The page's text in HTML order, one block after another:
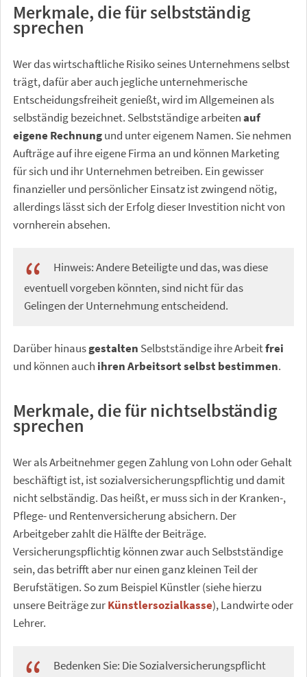
Merkmale, die für selbstständig
sprechen
Wer das wirtschaftliche Risiko seines Unternehmens selbst
trägt, dafür aber auch jegliche unternehmerische
Entscheidungsfreiheit genießt, wird im Allgemeinen als
selbständig bezeichnet. Selbstständige arbeitenauf
eigene Rechnungund unter eigenem Namen. Sie nehmen
Aufträge auf ihre eigene Firma an und können Marketing
für sich und ihr Unternehmen betreiben. Ein gewisser
finanzieller und persönlicher Einsatz ist zwingend nötig,
allerdings lässt sich der Erfolg dieser Investition nicht von
vornherein absehen.
Hinweis: Andere Beteiligte und das, was diese
eventuell vorgeben könnten, sind nicht für das
Gelingen der Unternehmung entscheidend.
Darüber hinausgestalten Selbstständige ihre Arbeitfrei
und können auch ihren Arbeitsort selbst bestimmen.
Merkmale, die für nichtselbständig
sprechen
Wer als Arbeitnehmer gegen Zahlung von Lohn oder Gehalt
beschäftigt ist, ist sozialversicherungspflichtig und damit
nicht selbständig. Das heißt, er muss sich in der Kranken-,
Pflege- und Rentenversicherung absichern. Der
Arbeitgeber zahlt die Hälfte der Beiträge.
Versicherungspflichtig können zwar auch Selbstständige
sein, das betrifft aber nur einen ganz kleinen Teil der
Berufstätigen. So zum Beispiel Künstler (siehe hierzu
unsere Beiträge zurKünstlersozialkasse), Landwirte oder
Lehrer.
Bedenken Sie: Die Sozialversicherungspflicht